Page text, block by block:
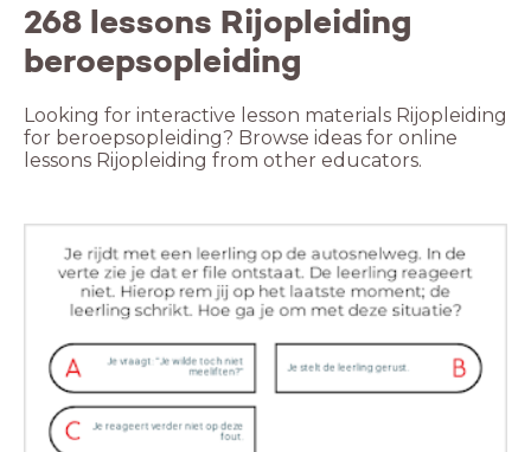
268 lessons Rijopleiding
beroepsopleiding
Looking for interactive lesson materials Rijopleiding
for beroepsopleiding? Browse ideas for online
lessons Rijopleiding from other educators.